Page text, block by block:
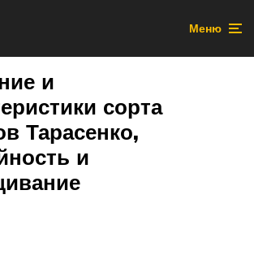
Меню
и
сорта
Тарасенко,
и